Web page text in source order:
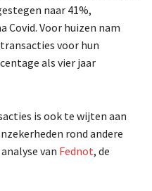
naar 41%,
Covid. Voor huizen nam
voor hun
als vier jaar
is ook te wijten aan
rond andere
van Fednot, de